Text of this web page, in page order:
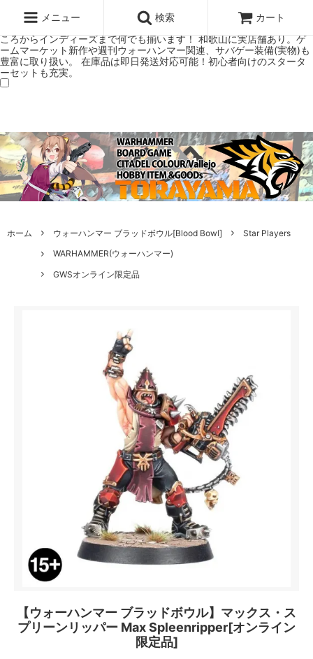
ミアムショップTORAYAMA。通販・オンラインショップです！ ウォー
ハンマーとボードゲームのことなら当店へ！ボードゲームもメジャーど
ころからインディーズまで何でも揃います！ 和歌山に実店舗あり。ゲ
ームマーケット新作や週刊ウォーハンマー関連、サバゲー装備(実物)も
豊富に取り扱い。 在庫品は即日発送対応可能！初心者向けのスタータ
ーセットも充実。
メニュー 検索 カート
ホーム ウォーハンマー ブラッドボウル[Blood Bowl]
Star Players
WARHAMMER(ウォーハンマー)
GWSオンライン限定品
【ウォーハンマー ブラッドボウル】マックス・ス
プリーンリッパー Max Spleenripper[オンライン
限定品]